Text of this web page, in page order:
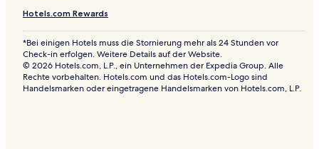
Hotels.com Rewards
*Bei einigen Hotels muss die Stornierung mehr als 24 Stunden vor
Check-in erfolgen. Weitere Details auf der Website.
© 2026 Hotels.com, L.P., ein Unternehmen der Expedia Group. Alle
Rechte vorbehalten. Hotels.com und das Hotels.com-Logo sind
Handelsmarken oder eingetragene Handelsmarken von Hotels.com, L.P.